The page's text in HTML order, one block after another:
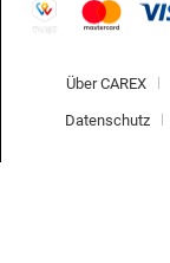
Über CAREX
Datenschutz